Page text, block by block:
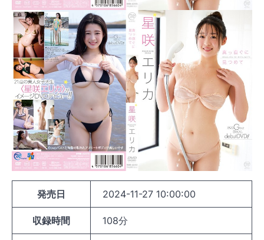
発売日 2024-11-27 10:00:00
収録時間 108分